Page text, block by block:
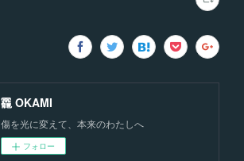
龗 OKAMI
傷を光に変えて、本来のわたしへ
フォロー